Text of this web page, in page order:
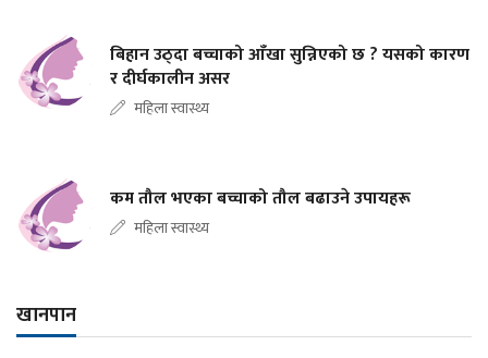
बिहान उठ्दा बच्चाको आँखा सुन्निएको छ ? यसको कारण
र दीर्घकालीन असर
महिला स्वास्थ्य
कम तौल भएका बच्चाको तौल बढाउने उपायहरू
महिला स्वास्थ्य
खानपान